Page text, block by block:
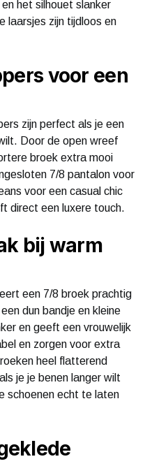
het silhouet slanker
laarsjes zijn tijdloos en
voor een
zijn perfect als je een
Door de open wreef
broek extra mooi
7/8 pantalon voor
voor een casual chic
direct een luxere touch.
bij warm
een 7/8 broek prachtig
dun bandje en kleine
en geeft een vrouwelijk
en zorgen voor extra
heel flatterend
je je benen langer wilt
schoenen echt te laten